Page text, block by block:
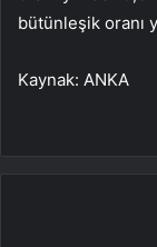
bütünleşik oranı
Kaynak: ANKA